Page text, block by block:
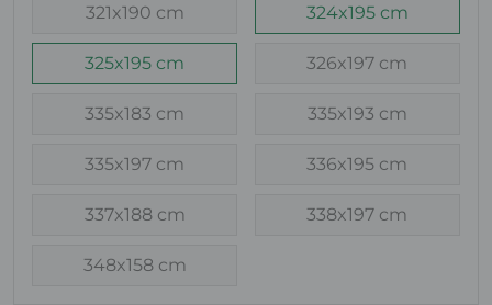
321x190 cm 324x195 cm
325x195 cm 326x197 cm
335x183 cm 335x193 cm
335x197 cm 336x195 cm
337x188 cm 338x197 cm
348x158 cm